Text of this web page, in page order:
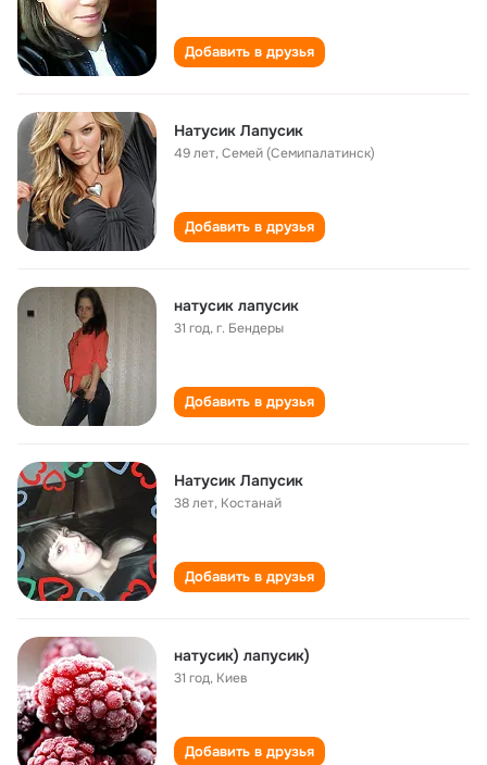
Добавить в друзья
Натусик Лапусик
49 лет,Семей (Семипалатинск)
Добавить в друзья
натусик лапусик
31 год,г. Бендеры
Добавить в друзья
Натусик Лапусик
38 лет, Костанай
Добавить в друзья
натусик) лапусик)
31 год, Киев
Добавить в друзья